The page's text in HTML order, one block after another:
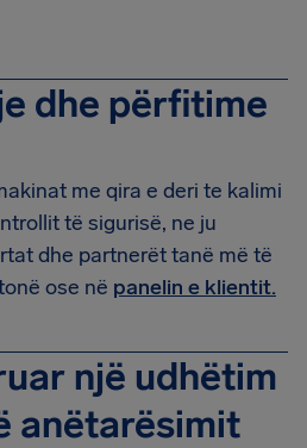
dhe përfitime
me qira e deri te kalimi
të sigurisë, ne ju
dhe partnerët tanë më të
ose në panelin e klientit.
një udhëtim
anëtarësimit